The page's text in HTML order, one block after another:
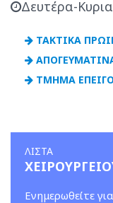
Δευτέρα-
ΤΑΚΤΙΚΑ
ΤΜΗΜΑ
ΛΙΣΤΑ
Ενημερωθείτε